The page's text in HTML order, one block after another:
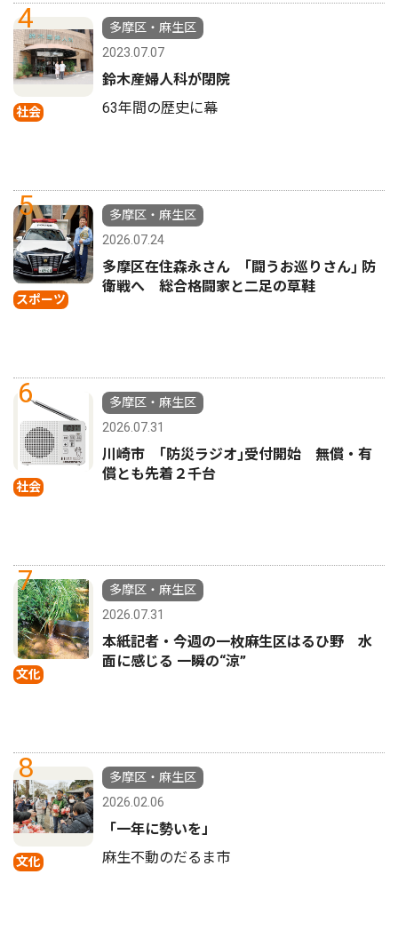
4
社会
多摩区・麻生区
2023.07.07
鈴木産婦人科が閉院
63年間の歴史に幕
5
スポーツ
多摩区・麻生区
2026.07.24
多摩区在住森永さん ｢闘うお巡りさん｣ 防
衛戦へ 総合格闘家と二足の草鞋
6
社会
多摩区・麻生区
2026.07.31
川崎市 ｢防災ラジオ｣受付開始 無償・有
償とも先着２千台
7
文化
多摩区・麻生区
2026.07.31
本紙記者・今週の一枚麻生区はるひ野 水
面に感じる 一瞬の“涼”
8
文化
多摩区・麻生区
2026.02.06
「一年に勢いを」
麻生不動のだるま市